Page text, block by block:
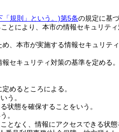
「規則」という。)第5条の規定に基
とにより、本市の情報セキュリテ
、本市が実施する情報セキュリテ
セキュリティ対策の基準を定める。
定めるところによる。
う。
態を確保することをいう。
。
なく、情報にアクセスできる状態